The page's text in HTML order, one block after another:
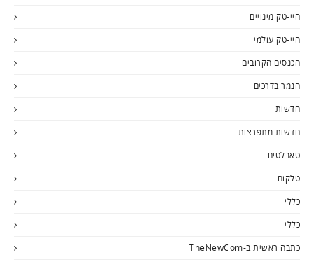
היי-טק מינויים
היי-טק עולמי
הכנסים הקרובים
הנמר בדרכים
חדשות
חדשות מתפרצות
טאבלטים
טלקום
כללי
כללי
כתבה ראשית ב-TheNewCom